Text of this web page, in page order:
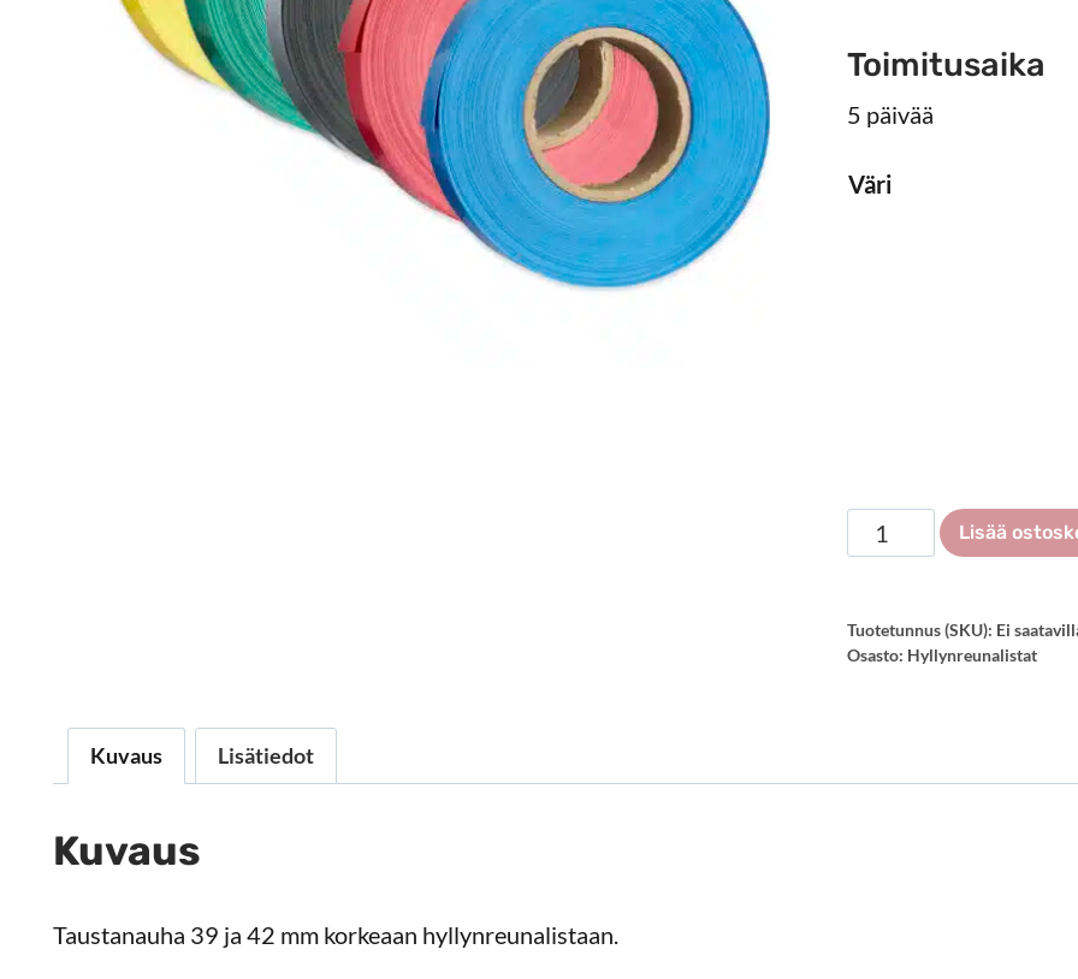
Toimitusaika
5 päivää
Väri
Taustanauha
39
hyllynreunalistaan,
100
Lisää
Tuotetunnus (SKU): Ei
Osasto: Hyllynreunalistat
Kuvaus Lisätiedot
Kuvaus
Taustanauha 39 ja 42 mm korkeaan hyllynreunalistaan.